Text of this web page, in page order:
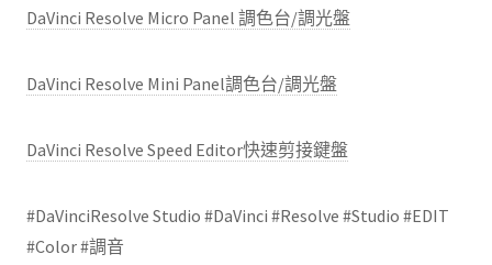
DaVinci Resolve Micro Panel 調色台/調光盤
DaVinci Resolve Mini Panel調色台/調光盤
DaVinci Resolve Speed Editor快速剪接鍵盤
#DaVinciResolve Studio #DaVinci #Resolve #Studio #EDIT
#Color #調音